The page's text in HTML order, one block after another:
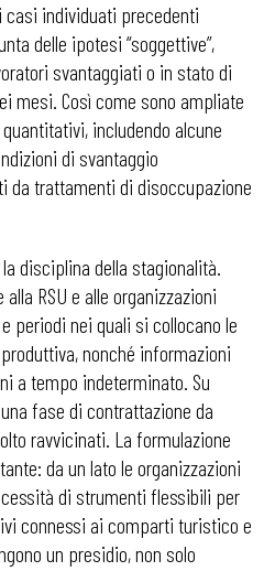
individuati precedenti
delle ipotesi “soggettive”,
svantaggiati o in stato di
mesi. Così come sono ampliate
includendo alcune
di svantaggio
da trattamenti di disoccupazione
disciplina della stagionalità.
RSU e alle organizzazioni
periodi nei quali si collocano le
nonché informazioni
a tempo indeterminato. Su
fase di contrattazione da
ravvicinati. La formulazione
da un lato le organizzazioni
di strumenti flessibili per
connessi ai comparti turistico e
un presidio, non solo